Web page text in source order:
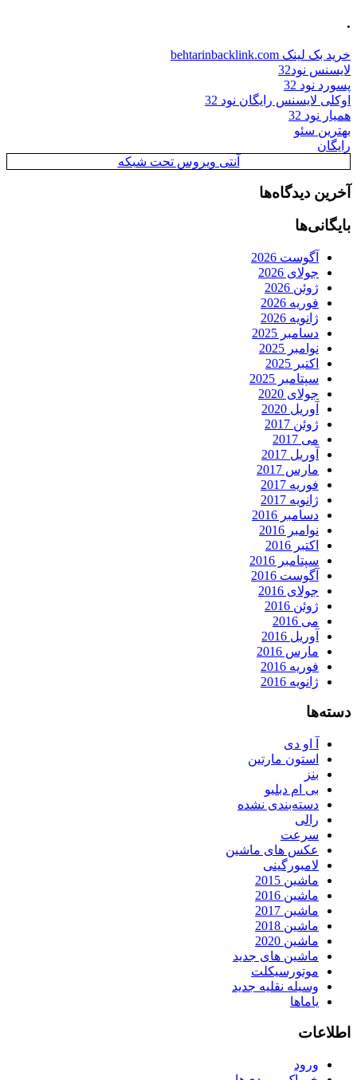
.
خرید بک لینک behtarinbacklink.com
لایسنس نود32
پسورد نود 32
اوکلی لایسنس رایگان نود 32
همیار نود 32
بهترین سئو
رایگان
آنتی ویروس تحت شبکه
آخرین دیدگاه‌ها
بایگانی‌ها
آگوست 2026
جولای 2026
ژوئن 2026
فوریه 2026
ژانویه 2026
دسامبر 2025
نوامبر 2025
اکتبر 2025
سپتامبر 2025
جولای 2020
آوریل 2020
ژوئن 2017
می 2017
آوریل 2017
مارس 2017
فوریه 2017
ژانویه 2017
دسامبر 2016
نوامبر 2016
اکتبر 2016
سپتامبر 2016
آگوست 2016
جولای 2016
ژوئن 2016
می 2016
آوریل 2016
مارس 2016
فوریه 2016
ژانویه 2016
دسته‌ها
آ او دی
استون مارتین
بنز
بی ام دبلیو
دسته‌بندی نشده
رالی
سرعت
عکس های ماشین
لامبورگینی
ماشین 2015
ماشین 2016
ماشین 2017
ماشین 2018
ماشین 2020
ماشین های جدید
موتورسیکلت
وسیله نقلیه جدید
یاماها
اطلاعات
ورود